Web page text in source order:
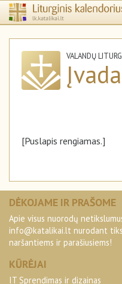
VALANDŲ
[Puslapis rengiamas.]
DĖKOJAME IR PRAŠOME
Apie visus nuorodų
info@katalikai.lt nurodant
naršantiems ir parašiusiems!
KŪRĖJAI
IT Sprendimas ir dizainas